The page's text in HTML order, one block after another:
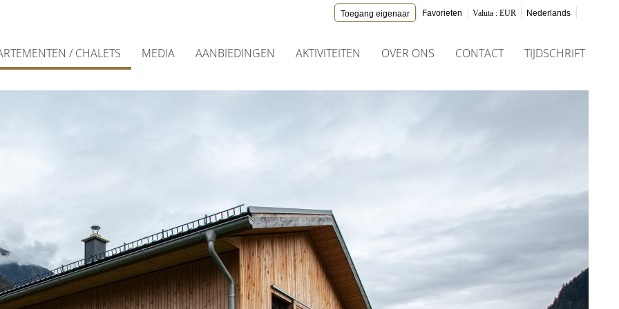
Nederlands
Valuta : EUR
Favorieten
Toegang eigenaar
/ CHALETS MEDIA AANBIEDINGEN AKTIVITEITEN OVER ONS CONTACT TIJDSCHRIFT